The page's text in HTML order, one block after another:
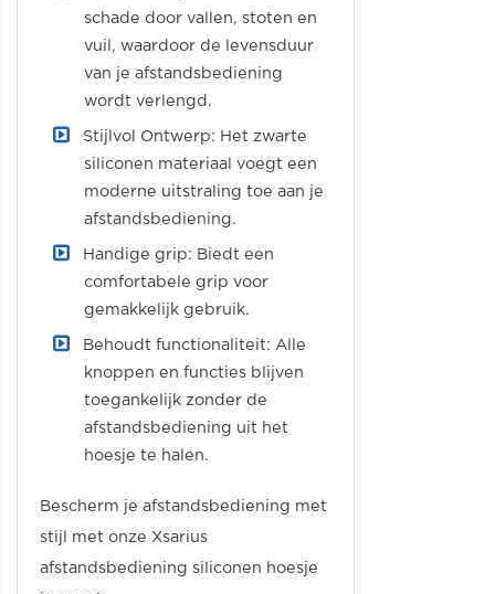
schade door vallen, stoten en
vuil, waardoor de levensduur
van je afstandsbediening
wordt verlengd.
Stijlvol Ontwerp: Het zwarte
siliconen materiaal voegt een
moderne uitstraling toe aan je
afstandsbediening.
Handige grip: Biedt een
comfortabele grip voor
gemakkelijk gebruik.
Behoudt functionaliteit: Alle
knoppen en functies blijven
toegankelijk zonder de
afstandsbediening uit het
hoesje te halen.
Bescherm je afstandsbediening met
stijl met onze Xsarius
afstandsbediening siliconen hoesje